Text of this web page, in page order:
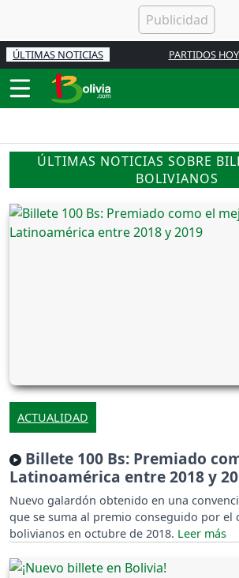
ÚLTIMAS NOTICIAS PARTIDOS HOY
ÚLTIMAS NOTICIAS SOBRE
BOLIVIANOS
ACTUALIDAD
Billete 100 Bs: Premiado
Latinoamérica entre 2018 y
Nuevo galardón obtenido en una
que se suma al premio conseguido por el
bolivianos en octubre de 2018.